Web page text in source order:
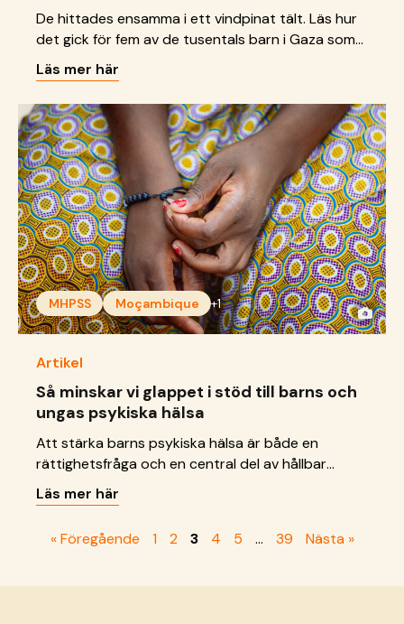
De hittades ensamma i ett vindpinat tält. Läs hur
det gick för fem av de tusentals barn i Gaza som
förlorat en eller båda sina föräldrar sedan kriget
startade.
Läs mer här
MHPSS Moçambique +1
Artikel
Så minskar vi glappet i stöd till barns och
ungas psykiska hälsa
Att stärka barns psykiska hälsa är både en
rättighetsfråga och en central del av hållbar
samhällsutveckling.
Läs mer här
« Föregående 1 2 3 4 5 … 39 Nästa »